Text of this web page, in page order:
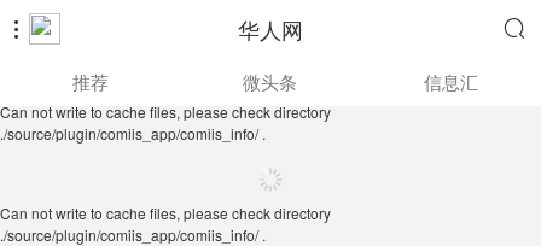
 华人网 
./source/plugin/comiis_app/comiis_info/ .
推荐 微头条 信息汇
Can not write to cache files, please check directory
./source/plugin/comiis_app/comiis_info/ .
Can not write to cache files, please check directory
./source/plugin/comiis_app/comiis_info/ .